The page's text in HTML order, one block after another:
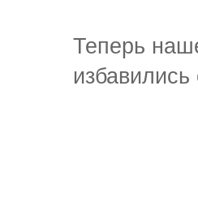
Теперь